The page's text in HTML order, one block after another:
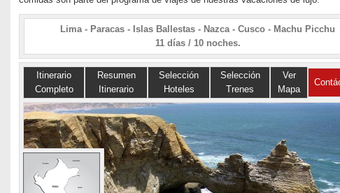
Lima - Paracas - Islas Ballestas - Nazca - Cusco - Machu Picchu
11 días / 10 noches.
Itinerario
Completo
Resumen
Itinerario
Selección
Hoteles
Selección
Trenes
Ver
Mapa